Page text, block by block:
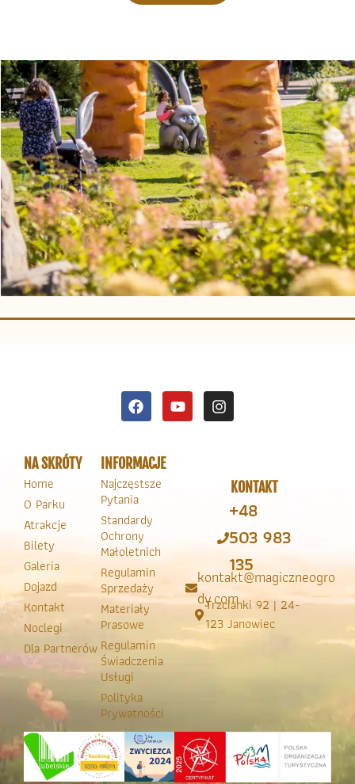
NA SKRÓTY
Home
O Parku
Atrakcje
Bilety
Galeria
Dojazd
Kontakt
Noclegi
Dla Partnerów
INFORMACJE
Najczęstsze
Pytania
Standardy
Ochrony
Małoletnich
Regulamin
Sprzedaży
Materiały
Prasowe
Regulamin
Świadczenia
Usługi
Polityka
Prywatności
KONTAKT
+48
503 983
135
kontakt@magiczneogro
dy.com
Trzcianki 92 | 24-
123 Janowiec